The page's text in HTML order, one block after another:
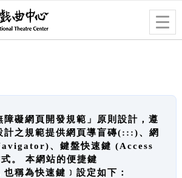
障礙網頁開發規範」原則設計，遵
計之規範提供網頁導盲磚(:::)、網
、鍵盤快速鍵 (Access
。 本網站的便捷鍵
稱為快速鍵﹞設定如下：